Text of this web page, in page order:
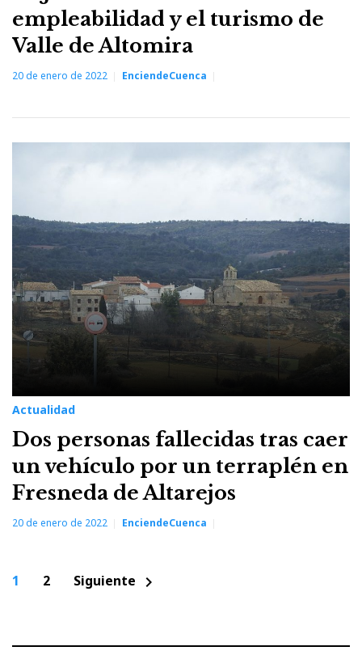
empleabilidad y el turismo de
Valle de Altomira
20 de enero de 2022 EnciendeCuenca
Actualidad
Dos personas fallecidas tras caer
un vehículo por un terraplén en
Fresneda de Altarejos
20 de enero de 2022 EnciendeCuenca
Paginación
1 2 Siguiente chevron_right